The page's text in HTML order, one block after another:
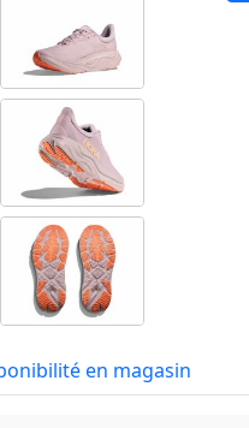
en magasin